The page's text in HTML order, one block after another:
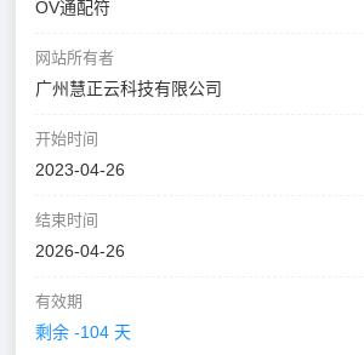
OV通配符
网站所有者
广州慧正云科技有限公司
开始时间
2023-04-26
结束时间
2026-04-26
有效期
剩余 -104 天